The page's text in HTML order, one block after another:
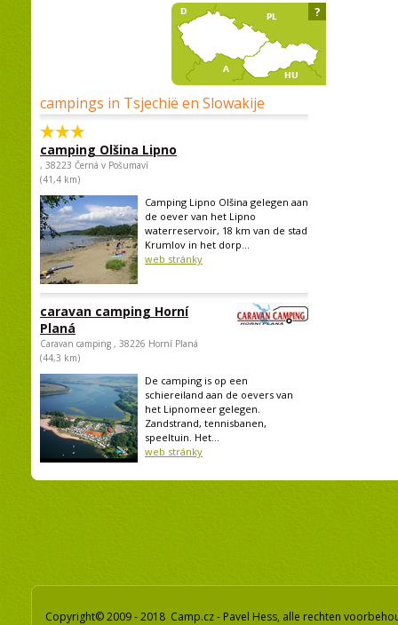
campings in Tsjechië en Slowakije
camping Olšina Lipno
, 38223 Černá v Pošumaví
(41,4 km)
Camping Lipno Olšina gelegen aan
de oever van het Lipno
waterreservoir, 18 km van de stad
Krumlov in het dorp...
web stránky
caravan camping Horní
Planá
Caravan camping , 38226 Horní Planá
(44,3 km)
De camping is op een
schiereiland aan de oevers van
het Lipnomeer gelegen.
Zandstrand, tennisbanen,
speeltuin. Het...
web stránky
?
Copyright© 2009 - 2018 Camp.cz - Pavel Hess, alle rechten